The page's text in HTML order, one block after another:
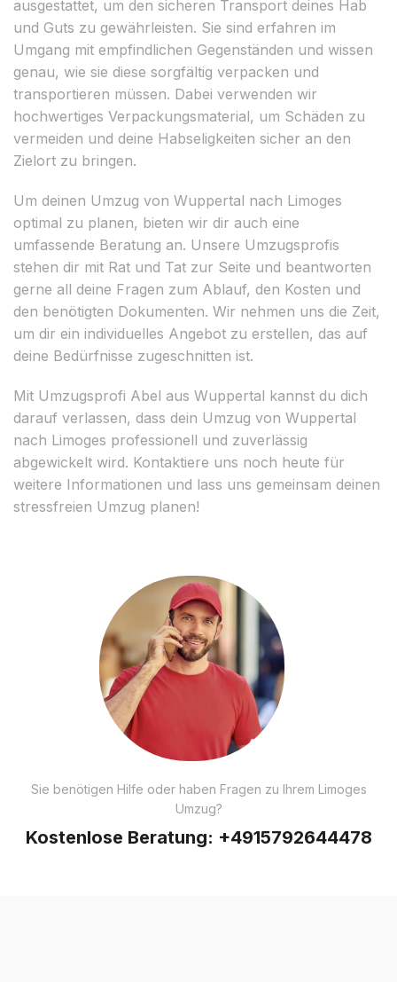
ausgestattet, um den sicheren Transport deines Hab
und Guts zu gewährleisten. Sie sind erfahren im
Umgang mit empfindlichen Gegenständen und wissen
genau, wie sie diese sorgfältig verpacken und
transportieren müssen. Dabei verwenden wir
hochwertiges Verpackungsmaterial, um Schäden zu
vermeiden und deine Habseligkeiten sicher an den
Zielort zu bringen.
Um deinen Umzug von Wuppertal nach Limoges
optimal zu planen, bieten wir dir auch eine
umfassende Beratung an. Unsere Umzugsprofis
stehen dir mit Rat und Tat zur Seite und beantworten
gerne all deine Fragen zum Ablauf, den Kosten und
den benötigten Dokumenten. Wir nehmen uns die Zeit,
um dir ein individuelles Angebot zu erstellen, das auf
deine Bedürfnisse zugeschnitten ist.
Mit Umzugsprofi Abel aus Wuppertal kannst du dich
darauf verlassen, dass dein Umzug von Wuppertal
nach Limoges professionell und zuverlässig
abgewickelt wird. Kontaktiere uns noch heute für
weitere Informationen und lass uns gemeinsam deinen
stressfreien Umzug planen!
Sie benötigen Hilfe oder haben Fragen zu Ihrem Limoges
Umzug?
Kostenlose Beratung: +4915792644478